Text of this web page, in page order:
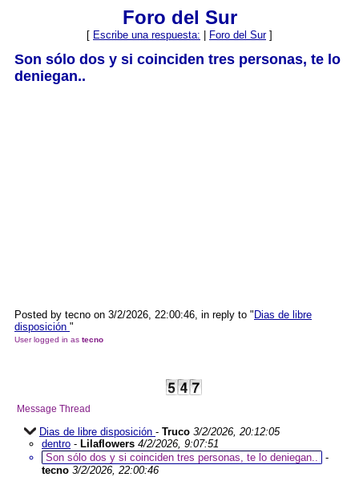
Foro del Sur
[ Escribe una respuesta: Foro del Sur]
Son sólo dos y si coinciden tres personas, te lo
deniegan..
Posted by tecno on 3/2/2026, 22:00:46, in reply to " Dias de libre
disposición "
User logged in as tecno
Message Thread
Dias de libre disposición - Truco 3/2/2026, 20:12:05
dentro - Lilaflowers 4/2/2026, 9:07:51
Son sólo dos y si coinciden tres personas, te lo deniegan..
-
tecno 3/2/2026, 22:00:46